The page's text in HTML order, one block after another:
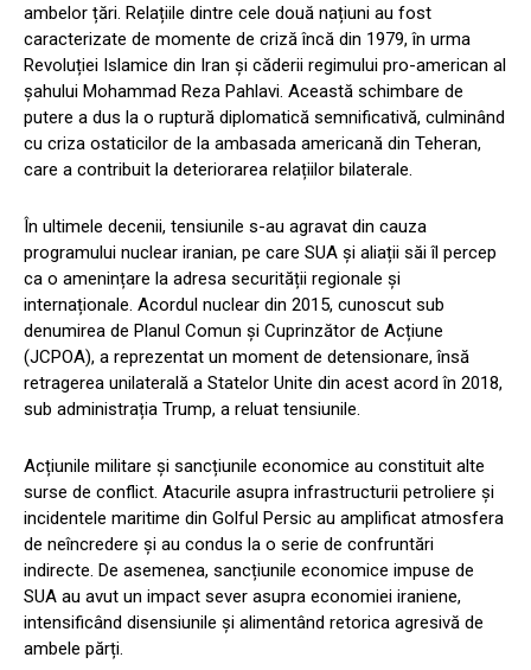
ambelor țări. Relațiile dintre cele două națiuni au fost
caracterizate de momente de criză încă din 1979, în urma
Revoluției Islamice din Iran și căderii regimului pro-american al
șahului Mohammad Reza Pahlavi. Această schimbare de
putere a dus la o ruptură diplomatică semnificativă, culminând
cu criza ostaticilor de la ambasada americană din Teheran,
care a contribuit la deteriorarea relațiilor bilaterale.
În ultimele decenii, tensiunile s-au agravat din cauza
programului nuclear iranian, pe care SUA și aliații săi îl percep
ca o amenințare la adresa securității regionale și
internaționale. Acordul nuclear din 2015, cunoscut sub
denumirea de Planul Comun și Cuprinzător de Acțiune
(JCPOA), a reprezentat un moment de detensionare, însă
retragerea unilaterală a Statelor Unite din acest acord în 2018,
sub administrația Trump, a reluat tensiunile.
Acțiunile militare și sancțiunile economice au constituit alte
surse de conflict. Atacurile asupra infrastructurii petroliere și
incidentele maritime din Golful Persic au amplificat atmosfera
de neîncredere și au condus la o serie de confruntări
indirecte. De asemenea, sancțiunile economice impuse de
SUA au avut un impact sever asupra economiei iraniene,
intensificând disensiunile și alimentând retorica agresivă de
ambele părți.